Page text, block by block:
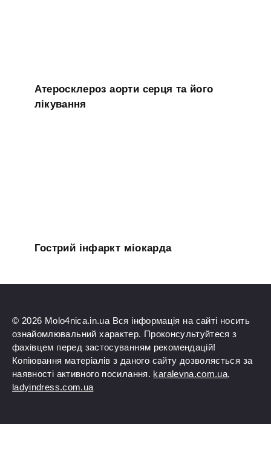
Атеросклероз аорти серця та його
лікування
Гострий інфаркт міокарда
© 2026 Molo4nica.in.ua Вся інформація на сайті носить
ознайомлювальний характер. Проконсультуйтеся з
фахівцем перед застосуванням рекомендацій!
Копіювання матеріалів з даного сайту дозволяється за
наявності активного посилання. karalevna.com.ua,
ladyindress.com.ua